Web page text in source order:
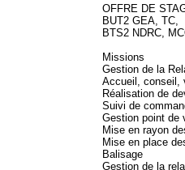
OFFRE DE
BUT2 GEA, TC,
BTS2 NDRC,
Missions
Gestion de la
Accueil, conseil,
Réalisation de
Suivi de
Gestion point de
Mise en rayon
Mise en place
Balisage
Gestion de la